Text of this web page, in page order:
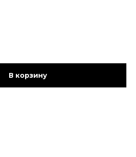
В корзину